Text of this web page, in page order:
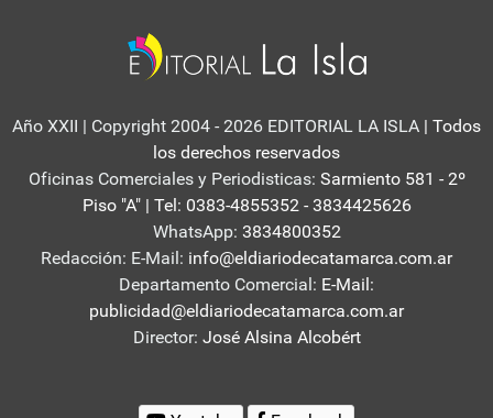
Año XXII | Copyright 2004 - 2026 EDITORIAL LA ISLA | Todos
los derechos reservados
Oficinas Comerciales y Periodisticas: Sarmiento 581 - 2º
Piso "A" | Tel: 0383-4855352 - 3834425626
WhatsApp: 3834800352
Redacción: E-Mail: info@eldiariodecatamarca.com.ar
Departamento Comercial: E-Mail:
publicidad@eldiariodecatamarca.com.ar
Director: José Alsina Alcobért